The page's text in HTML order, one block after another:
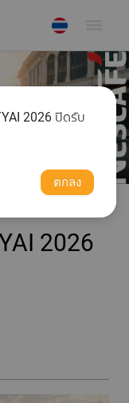
2026
2026 ปิดรับ
ตกลง